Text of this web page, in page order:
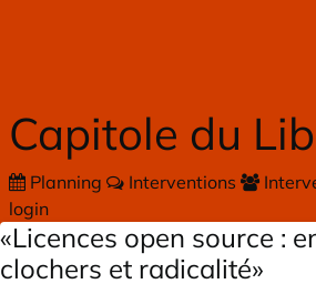
Capitole du
Planning Interventions
login
«Licences open source :
clochers et radicalité»